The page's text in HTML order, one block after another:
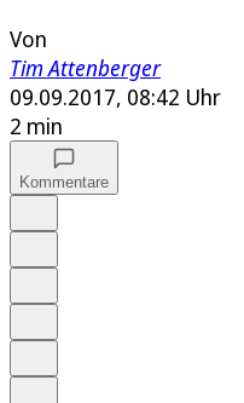
Von
Tim Attenberger
09.09.2017, 08:42 Uhr
2 min
Kommentare